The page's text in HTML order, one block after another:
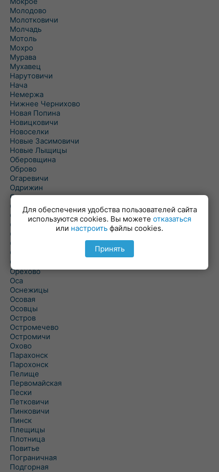
Молодово
Молотковичи
Молчадь
Мотоль
Мохро
Мурава
Мухавец
Нарутовичи
Нача
Немержа
Нижнее Чернихово
Новая Попина
Новицковичи
Новоселки
Новые Засимовичи
Новые Лыщицы
Оберовщина
Оброво
Огаревичи
Одрижин
Оздамичи
Озяты
Олтуш
Ольманы
Ольпень
Ольшаны
Омельная
Ополь
Орехово
Оса
Оснежицы
Осовая
Осовцы
Остров
Остромечево
Остромичи
Охово
Парахонск
Парохонск
Пелище
Первомайская
Пески
Петковичи
Пинковичи
Пинск
Плещицы
Плотница
Повитье
Пограничная
Подгорная
Для обеспечения удобства пользователей сайта
используются cookies. Вы можете отказаться
или настроить файлы cookies.
Принять